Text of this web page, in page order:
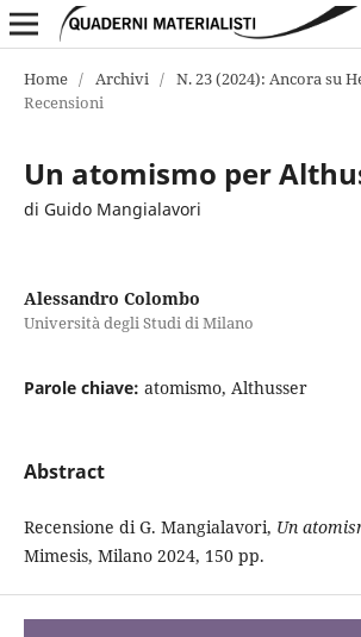
Home / Archivi / N. 23 (2024): Ancora su
Recensioni
Un atomismo per
di Guido Mangialavori
Alessandro Colombo
Università degli Studi di Milano
Parole chiave: atomismo, Althusser
Abstract
Recensione di G. Mangialavori, Un
Mimesis, Milano 2024, 150 pp.